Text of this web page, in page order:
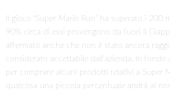
Il gioco “Super Mario Run” ha superato i 200
90% circa di essi provengono da fuori il
affermato anche che non è stato ancora
considerato accettabile dall’azienda. In fondo
per comprare alcuni prodotti relativi a Super
qualcosa una piccola percentuale andrà al